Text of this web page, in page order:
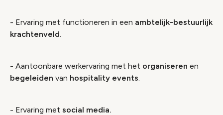
- Ervaring met functioneren in een ambtelijk-bestuurlijk
krachtenveld.
- Aantoonbare werkervaring met het organiseren en
begeleiden van hospitality events.
- Ervaring met social media.